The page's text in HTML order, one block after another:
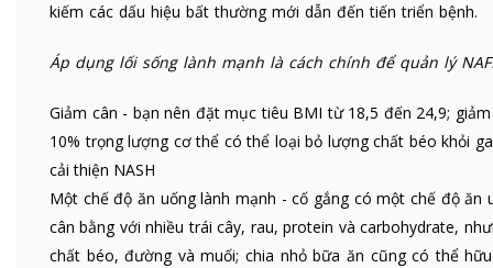
kiếm các dấu hiệu bất thường mới dẫn đến tiến triển bệnh.
Áp dụng lối sống lành mạnh là cách chính để quản lý
Giảm cân - bạn nên đặt mục tiêu BMI từ 18,5 đến 24,9;
10% trọng lượng cơ thể có thể loại bỏ lượng chất béo khỏi
cải thiện NASH
Một chế độ ăn uống lành mạnh - cố gắng có một chế độ ăn
cân bằng với nhiều trái cây, rau, protein và carbohydrate,
chất béo, đường và muối; chia nhỏ bữa ăn cũng có thể